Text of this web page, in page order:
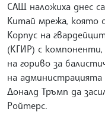
САЩ наложиха днес
Китай мрежа, която
Корпус на
(КГИР) с
на гориво за
на администрацията
Доналд Тръмп да
Ройтерс.